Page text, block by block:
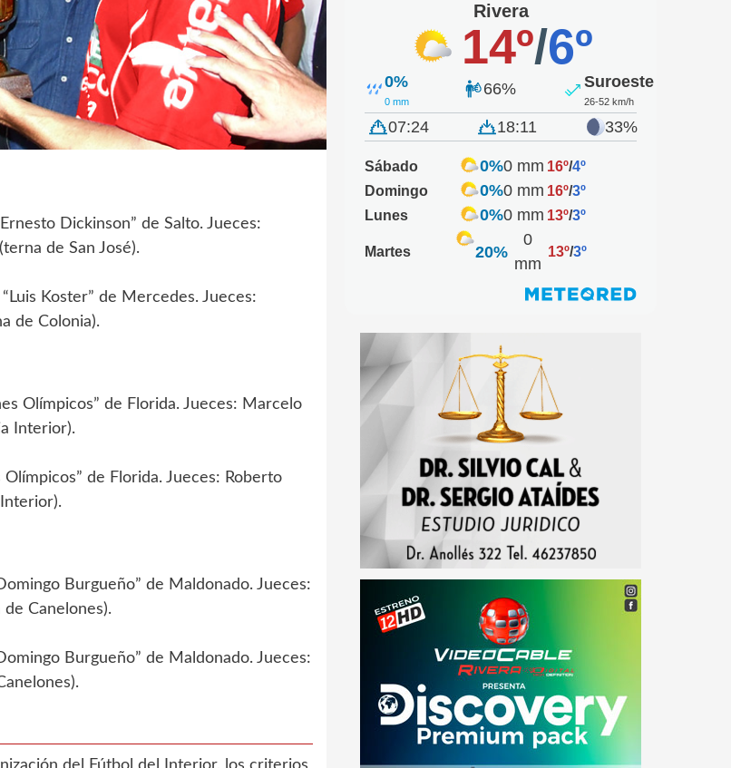
Dickinson” de Salto. Jueces:
de San José).
Koster” de Mercedes. Jueces:
de Colonia).
Olímpicos” de Florida. Jueces: Marcelo
Interior).
de Florida. Jueces: Roberto
Burgueño” de Maldonado. Jueces:
Canelones).
Burgueño” de Maldonado. Jueces:
Rivera
14º/6º
0%
0 mm
66% Suroeste
26-52 km/h
07:24 18:11 33%
Sábado 0%0 mm 16º/4º
Domingo
0%0 mm 16º/3º
Lunes
0%0 mm 13º/3º
Martes 20%
0
mm
13º/3º